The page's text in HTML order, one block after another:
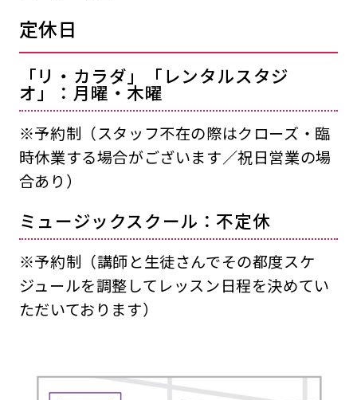
定休日
「リ・カラダ」「レンタルスタジ
オ」：月曜・木曜
※予約制（スタッフ不在の際はクローズ・臨
時休業する場合がございます／祝日営業の場
合あり）
ミュージックスクール：不定休
※予約制（講師と生徒さんでその都度スケ
ジュールを調整してレッスン日程を決めてい
ただいております）